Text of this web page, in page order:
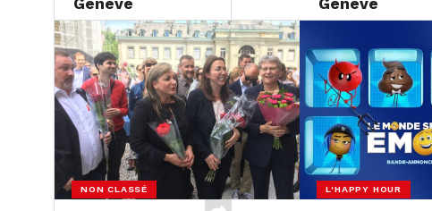
22 MAI 2017
NON CLASSÉ L'HAPPY HOUR